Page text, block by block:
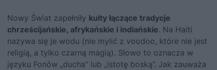
Nowy Świat zapełniły kulty łączące tradycje
chrześcijańskie, afrykańskie i indiańskie. Na Haiti
nazywa się je wodu (nie mylić z voodoo, które nie jest
religią, a tylko czarną magią). Słowo to oznacza w
języku Fonów „ducha” lub „istotę boską”. Jak zauważa